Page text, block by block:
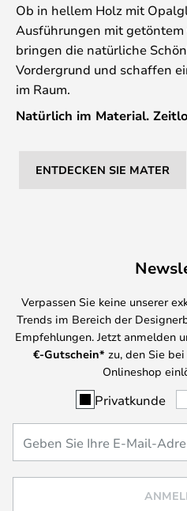
Ob in hellem Holz mit
Ausführungen mit getöntem
bringen die natürliche
Vordergrund und schaffen
im Raum.
Natürlich im Material.
ENTDECKEN SIE MATER
Verpassen Sie keine unserer
Trends im Bereich der
Empfehlungen. Jetzt anmelden
€-Gutschein* zu, den Sie
Onlineshop
Privatkunde